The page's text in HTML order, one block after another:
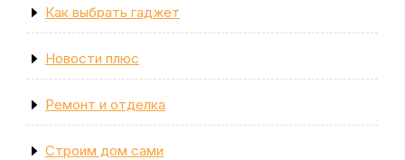
Как выбрать гаджет
Новости плюс
Ремонт и отделка
Строим дом сами